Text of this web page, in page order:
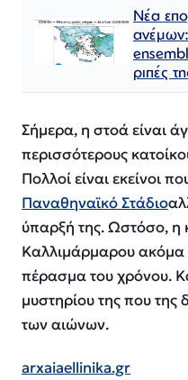
Νέα
ριπές
Σήμερα, η στοά είναι
περισσότερους
Πολλοί είναι εκείνοι
Παναθηναϊκό Στάδιο
ύπαρξή της. Ωστόσο,
Καλλιμάρμαρου ακόμα
πέρασμα του χρόνου.
μυστηρίου της που
των αιώνων.
arxaiaellinika.gr